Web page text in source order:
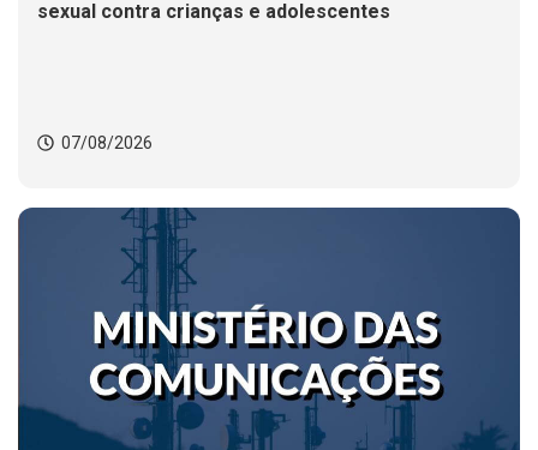
sexual contra crianças e adolescentes
07/08/2026